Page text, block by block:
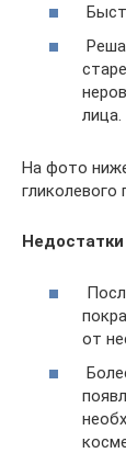
лица.
На фото
гликолевого
Недостатки
от